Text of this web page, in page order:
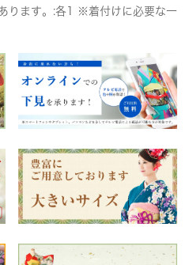
ります。:各1 ※着付けに必要な一